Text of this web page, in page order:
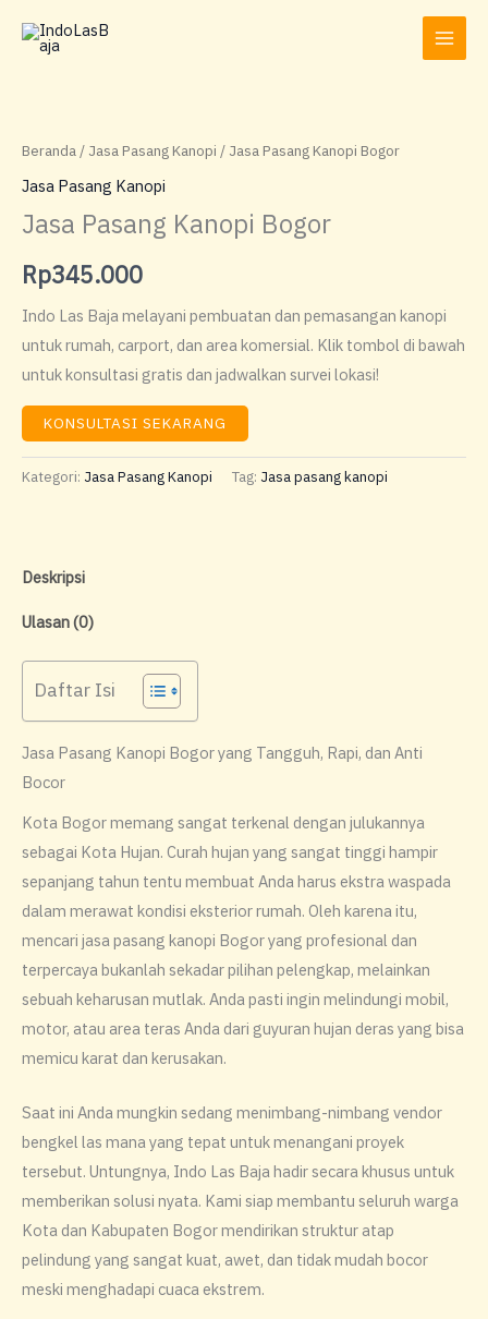
Beranda / Jasa Pasang Kanopi / Jasa Pasang Kanopi Bogor
Jasa Pasang Kanopi
Jasa Pasang Kanopi Bogor
Rp345.000
Indo Las Baja melayani pembuatan dan pemasangan kanopi
untuk rumah, carport, dan area komersial. Klik tombol di bawah
untuk konsultasi gratis dan jadwalkan survei lokasi!
KONSULTASI SEKARANG
Kategori: Jasa Pasang Kanopi Tag: Jasa pasang kanopi
Deskripsi
Ulasan (0)
Daftar Isi
Jasa Pasang Kanopi Bogor yang Tangguh, Rapi, dan Anti
Bocor
​Kota Bogor memang sangat terkenal dengan julukannya
sebagai Kota Hujan. Curah hujan yang sangat tinggi hampir
sepanjang tahun tentu membuat Anda harus ekstra waspada
dalam merawat kondisi eksterior rumah. Oleh karena itu,
mencari jasa pasang kanopi Bogor yang profesional dan
terpercaya bukanlah sekadar pilihan pelengkap, melainkan
sebuah keharusan mutlak. Anda pasti ingin melindungi mobil,
motor, atau area teras Anda dari guyuran hujan deras yang bisa
memicu karat dan kerusakan.
​Saat ini Anda mungkin sedang menimbang-nimbang vendor
bengkel las mana yang tepat untuk menangani proyek
tersebut. Untungnya, Indo Las Baja hadir secara khusus untuk
memberikan solusi nyata. Kami siap membantu seluruh warga
Kota dan Kabupaten Bogor mendirikan struktur atap
pelindung yang sangat kuat, awet, dan tidak mudah bocor
meski menghadapi cuaca ekstrem.
Rp3.000.000
memiliki
Pilihan
diambil
di
halaman
produk